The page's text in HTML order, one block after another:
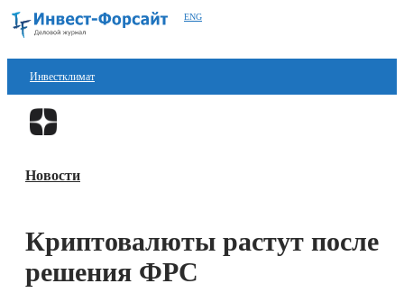
ENG
Инвестклимат
Финансы
Блокчейн
Технологии
Новости
Криптовалюты растут после
решения ФРС